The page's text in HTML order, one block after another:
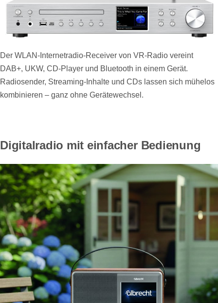
Der WLAN-Internetradio-Receiver von VR-Radio vereint
DAB+, UKW, CD-Player und Bluetooth in einem Gerät.
Radiosender, Streaming-Inhalte und CDs lassen sich mühelos
kombinieren – ganz ohne Gerätewechsel.
Digitalradio mit einfacher Bedienung